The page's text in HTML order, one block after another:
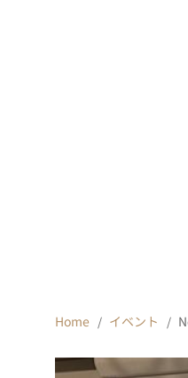
Home イベント